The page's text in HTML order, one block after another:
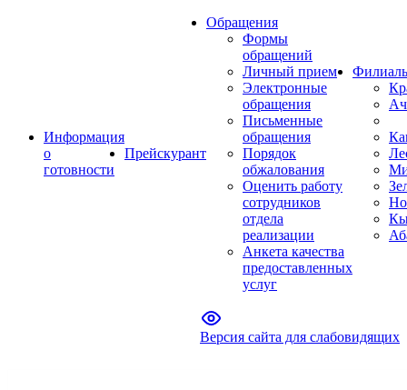
Информация
о
готовности
Прейскурант
Обращения
Формы
обращений
Личный прием
Электронные
обращения
Письменные
обращения
Порядок
обжалования
Оценить работу
сотрудников
отдела
реализации
Анкета качества
предоставленных
услуг
Версия сайта для слабовидящих